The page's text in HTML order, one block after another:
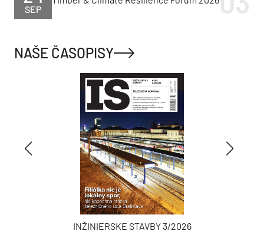
SEP
NAŠE ČASOPISY
INŽINIERSKE STAVBY 3/2026